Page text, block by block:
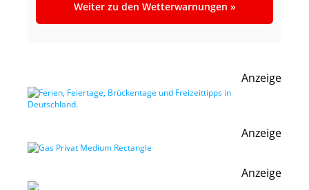
Weiter zu den Wetterwarnungen »
Anzeige
Anzeige
Anzeige